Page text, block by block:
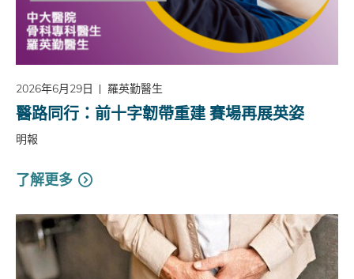
2026年6月29日 羅英勤醫生
醫路同行：前十字韌帶重建 賽場再展英姿
明報
了解更多